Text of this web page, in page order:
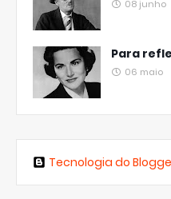
08 junho
Para
06 maio
Tecnologia do